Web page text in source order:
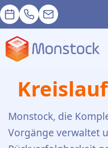
Termin+33 1 83 62 25 41
Monstock, die
Vorgänge verwaltet